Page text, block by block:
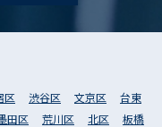
区 渋谷区 文京区
台東
田区 荒川区 北区
板橋